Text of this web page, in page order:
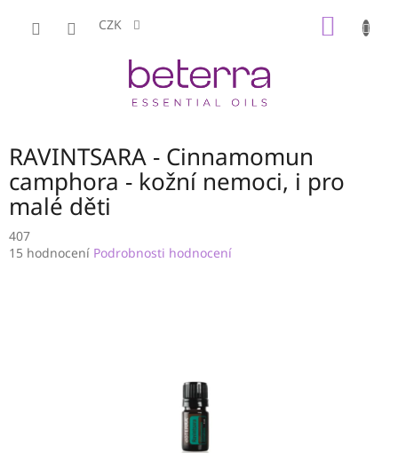
CZK
RAVINTSARA - Cinnamomun
camphora - kožní nemoci, i pro
malé děti
407
Průměrné
15 hodnocení Podrobnosti hodnocení